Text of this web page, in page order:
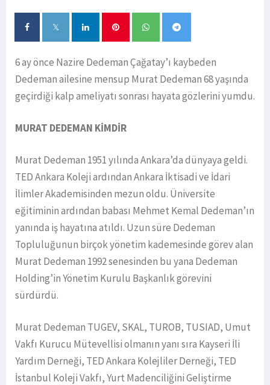
6 ay önce Nazire Dedeman Çağatay’ı kaybeden
Dedeman ailesine mensup Murat Dedeman 68 yaşında
geçirdiği kalp ameliyatı sonrası hayata gözlerini yumdu.
MURAT DEDEMAN KİMDİR
Murat Dedeman 1951 yılında Ankara’da dünyaya geldi.
TED Ankara Koleji ardından Ankara İktisadi ve İdari
İlimler Akademisinden mezun oldu. Üniversite
eğitiminin ardından babası Mehmet Kemal Dedeman’ın
yanında iş hayatına atıldı. Uzun süre Dedeman
Topluluğunun birçok yönetim kademesinde görev alan
Murat Dedeman 1992 senesinden bu yana Dedeman
Holding’in Yönetim Kurulu Başkanlık görevini
sürdürdü.
Murat Dedeman TUGEV, SKAL, TUROB, TUSIAD, Umut
Vakfı Kurucu Mütevellisi olmanın yanı sıra Kayseri İli
Yardım Derneği, TED Ankara Kolejliler Derneği, TED
İstanbul Koleji Vakfı, Yurt Madenciliğini Geliştirme